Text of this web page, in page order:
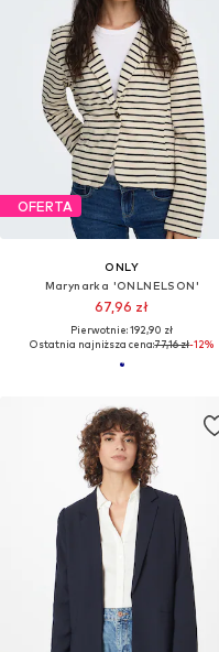
OFERTA
ONLY
Marynarka 'ONLNELSON'
67,96 zł
Pierwotnie: 192,90 zł
Ostatnia najniższa cena:77,16 zł-12%